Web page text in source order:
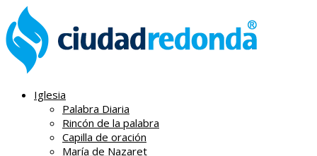
Iglesia
Palabra Diaria
Rincón de la palabra
Capilla de oración
María de Nazaret